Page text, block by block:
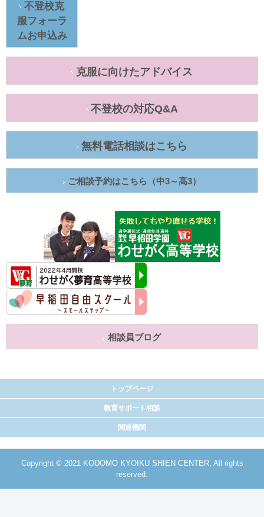
不登校克
服フォーラ
ムお申込み
克服に向けたアドバイス
不登校の対応Q&A
無料電話相談はこちら
ご相談予約はこちら（中3～高3）
相談員ブログ
トップページ
教育サポート相談
関連機関
Copyright © 2021 KODOMO KYOIKU SHIEN CENTER, All rights
reserved.